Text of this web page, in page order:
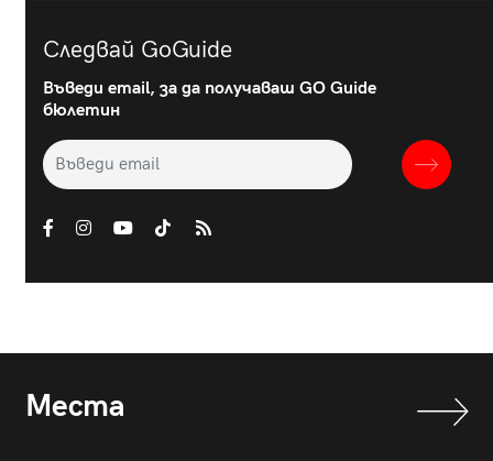
Следвай GoGuide
Въведи email, за да получаваш GO Guide
бюлетин
Места